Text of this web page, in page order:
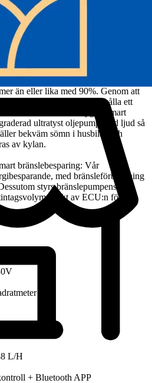
Vår dieselluftsvärmarkammare är
snabb uppvärmning, bra
inga kolavlagringar och lång
pålitliga keramiska glödstift för att
maskinen och fullständig
en effekt på 8kw och en
än eller lika med 90%. Genom att
natt kan den kontinuerligt hålla ett
varmt. Den har inbyggd smart
ultratyst oljepump med ljud så
bekväm sömn i husbilar och
av kylan.
bränslebesparing: Vår
med bränsleförbrukning
styrs bränslepumpens
exakt av ECU:n för att
5 L
L/H
+ Bluetooth APP